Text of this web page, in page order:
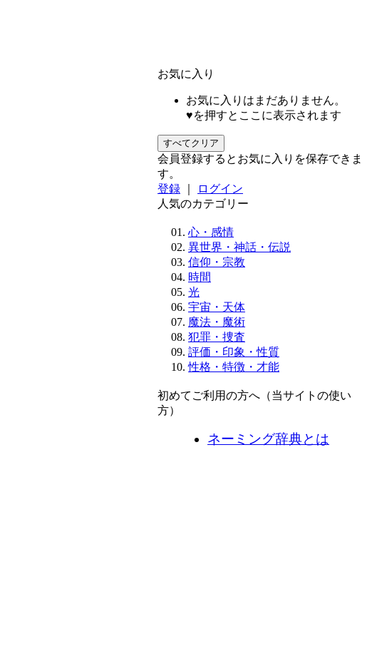
お気に入り
お気に入りはまだありません。
♥を押すとここに表示されます
すべてクリア
会員登録するとお気に入りを保存できま
す。
登録
ログイン
人気のカテゴリー
心・感情
異世界・神話・伝説
信仰・宗教
時間
光
宇宙・天体
魔法・魔術
犯罪・捜査
評価・印象・性質
性格・特徴・才能
初めてご利用の方へ（当サイトの使い
方）
ネーミング辞典とは